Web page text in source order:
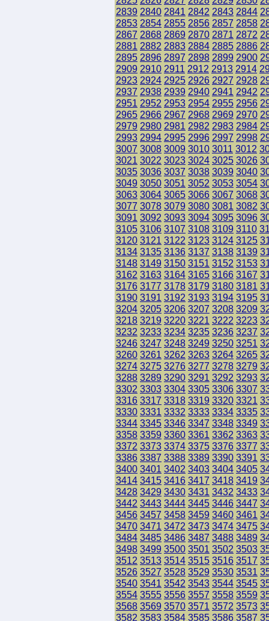
2839 2840 2841 2842 2843 2844
2853 2854 2855 2856 2857 2858
2867 2868 2869 2870 2871 2872
2881 2882 2883 2884 2885 2886
2895 2896 2897 2898 2899 2900
2909 2910 2911 2912 2913 2914
2923 2924 2925 2926 2927 2928
2937 2938 2939 2940 2941 2942
2951 2952 2953 2954 2955 2956
2965 2966 2967 2968 2969 2970
2979 2980 2981 2982 2983 2984
2993 2994 2995 2996 2997 2998
3007 3008 3009 3010 3011 3012
3021 3022 3023 3024 3025 3026
3035 3036 3037 3038 3039 3040
3049 3050 3051 3052 3053 3054
3063 3064 3065 3066 3067 3068
3077 3078 3079 3080 3081 3082
3091 3092 3093 3094 3095 3096
3105 3106 3107 3108 3109 3110
3120 3121 3122 3123 3124 3125
3134 3135 3136 3137 3138 3139
3148 3149 3150 3151 3152 3153
3162 3163 3164 3165 3166 3167
3176 3177 3178 3179 3180 3181
3190 3191 3192 3193 3194 3195
3204 3205 3206 3207 3208 3209
3218 3219 3220 3221 3222 3223
3232 3233 3234 3235 3236 3237
3246 3247 3248 3249 3250 3251
3260 3261 3262 3263 3264 3265
3274 3275 3276 3277 3278 3279
3288 3289 3290 3291 3292 3293
3302 3303 3304 3305 3306 3307
3316 3317 3318 3319 3320 3321
3330 3331 3332 3333 3334 3335
3344 3345 3346 3347 3348 3349
3358 3359 3360 3361 3362 3363
3372 3373 3374 3375 3376 3377
3386 3387 3388 3389 3390 3391
3400 3401 3402 3403 3404 3405
3414 3415 3416 3417 3418 3419
3428 3429 3430 3431 3432 3433
3442 3443 3444 3445 3446 3447
3456 3457 3458 3459 3460 3461
3470 3471 3472 3473 3474 3475
3484 3485 3486 3487 3488 3489
3498 3499 3500 3501 3502 3503
3512 3513 3514 3515 3516 3517
3526 3527 3528 3529 3530 3531
3540 3541 3542 3543 3544 3545
3554 3555 3556 3557 3558 3559
3568 3569 3570 3571 3572 3573
3582 3583 3584 3585 3586 3587